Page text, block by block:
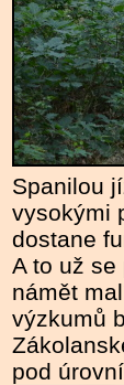
Spanilou
vysokými
dostane
A to už
námět
výzkumů
pod